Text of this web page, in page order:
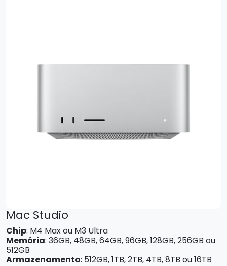
Mac Studio
Chip: M4 Max ou M3 Ultra
Memória: 36GB, 48GB, 64GB, 96GB, 128GB, 256GB ou
512GB
Armazenamento: 512GB, 1TB, 2TB, 4TB, 8TB ou 16TB